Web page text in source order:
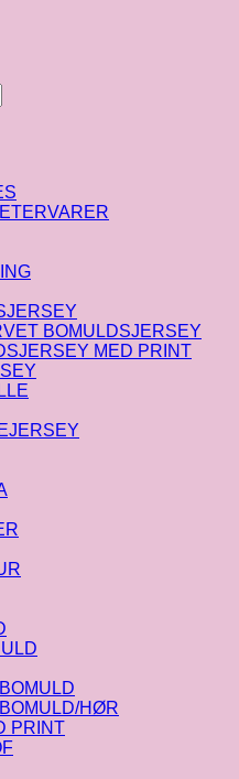
BOMULDSJERSEY
MED PRINT
HØR
PRINT